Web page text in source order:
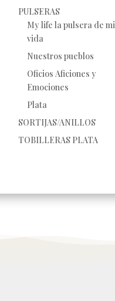
PULSERAS
My life la pulsera de mi
vida
Nuestros pueblos
Oficios Aficiones y
Emociones
Plata
SORTIJAS/ANILLOS
TOBILLERAS PLATA